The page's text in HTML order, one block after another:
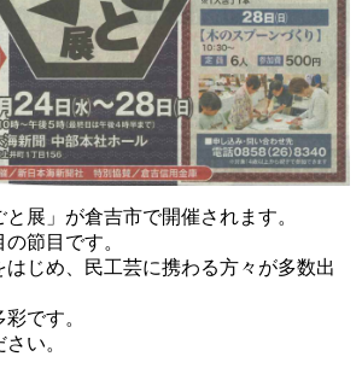
展」が倉吉市で開催されます。
節目です。
じめ、民工芸に携わる方々が多数出
です。
い。